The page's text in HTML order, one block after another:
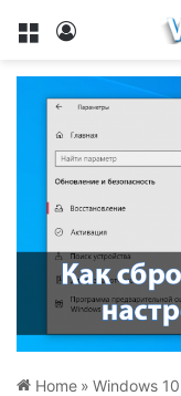
Menu
Home » Windows 10